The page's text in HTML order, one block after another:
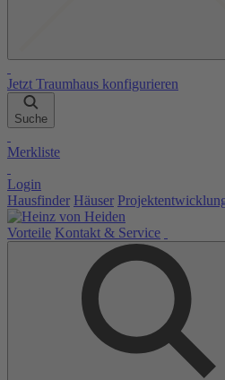
Jetzt Traumhaus konfigurieren
Suche
Merkliste
Login
Hausfinder Häuser
Vorteile Kontakt & Service